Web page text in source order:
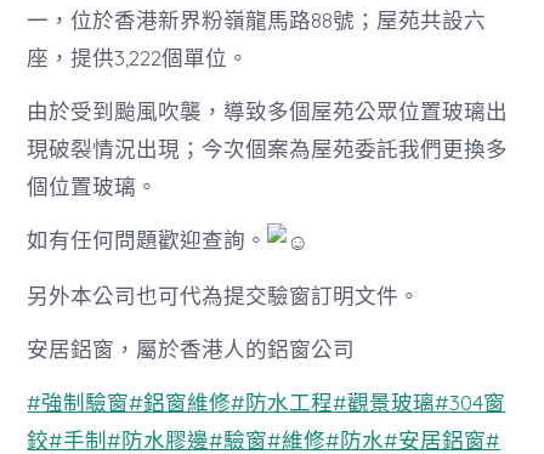
一，位於香港新界粉嶺龍馬路88號；屋苑共設六
座，提供3,222個單位。
由於受到颱風吹襲，導致多個屋苑公眾位置玻璃出
現破裂情況出現；今次個案為屋苑委託我們更換多
個位置玻璃。
如有任何問題歡迎查詢。
另外本公司也可代為提交驗窗訂明文件。
安居鋁窗，屬於香港人的鋁窗公司
#強制驗窗#鋁窗維修#防水工程#觀景玻璃#304窗
鉸#手制#防水膠邊#驗窗#維修#防水#安居鋁窗#